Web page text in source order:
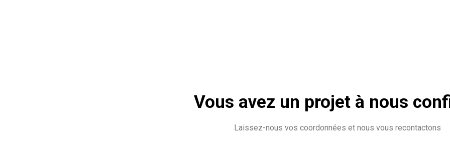
Vous avez un projet à nous
Laissez-nous vos coordonnées et nous vous recontactons